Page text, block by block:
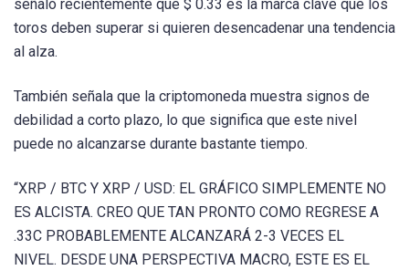
señaló recientemente que $ 0.33 es la marca clave que los
toros deben superar si quieren desencadenar una tendencia
al alza.
También señala que la criptomoneda muestra signos de
debilidad a corto plazo, lo que significa que este nivel
puede no alcanzarse durante bastante tiempo.
“XRP / BTC Y XRP / USD: EL GRÁFICO SIMPLEMENTE NO
ES ALCISTA. CREO QUE TAN PRONTO COMO REGRESE A
.33C PROBABLEMENTE ALCANZARÁ 2-3 VECES EL
NIVEL. DESDE UNA PERSPECTIVA MACRO, ESTE ES EL